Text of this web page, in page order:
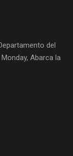
del
Abarca la